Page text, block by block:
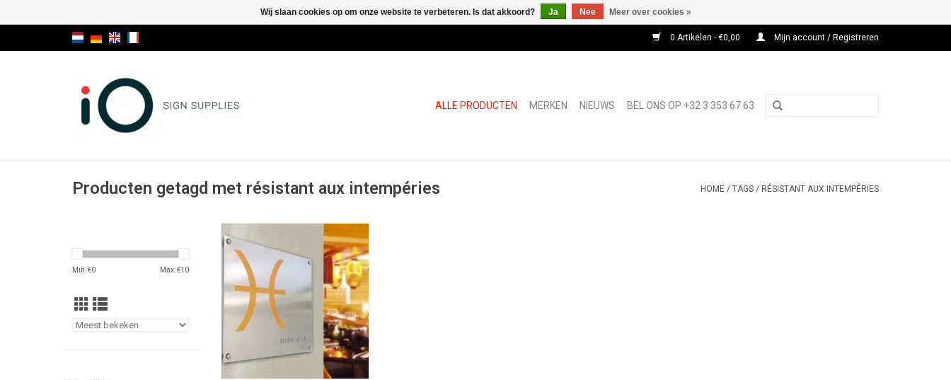
0 Artikelen - €0,00 Mijn account / Registreren
ALLE PRODUCTEN MERKEN NIEUWS BEL ONS OP +32 3 353 67 63
Producten getagd met résistant aux intempéries HOME / TAGS / RÉSISTANT AUX INTEMPÉRIES
Min: €0 Max: €10
TOEVOEGEN AAN WINKELWAGEN
Wij slaan cookies op om onze website te verbeteren. Is dat akkoord? Ja Nee Meer over cookies »